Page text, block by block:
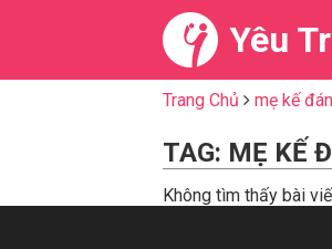
Yêu
Trang Chủ mẹ kế
TAG: MẸ KẾ
Không tìm thấy bài